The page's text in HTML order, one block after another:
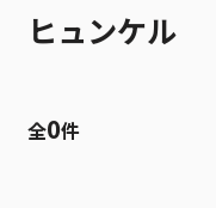
ヒュンケル
全0件